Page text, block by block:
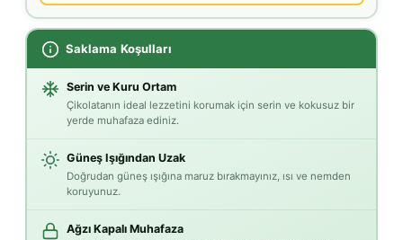
Saklama Koşulları
Serin ve Kuru Ortam
Çikolatanın ideal lezzetini korumak için serin ve kokusuz bir
yerde muhafaza ediniz.
Güneş Işığından Uzak
Doğrudan güneş ışığına maruz bırakmayınız, ısı ve nemden
koruyunuz.
Ağzı Kapalı Muhafaza